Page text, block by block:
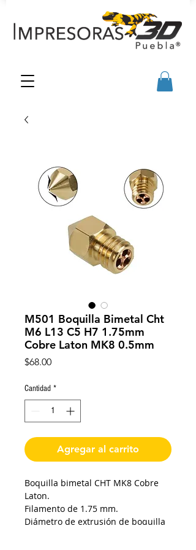
M501 Boquilla Bimetal Cht
M6 L13 C5 H7 1.75mm
Cobre Laton MK8 0.5mm
$68.00Precio
Cantidad *
Agregar al carrito
Boquilla bimetal CHT MK8 Cobre
Laton.
Filamento de 1.75 mm.
Diámetro de extrusión de boquilla